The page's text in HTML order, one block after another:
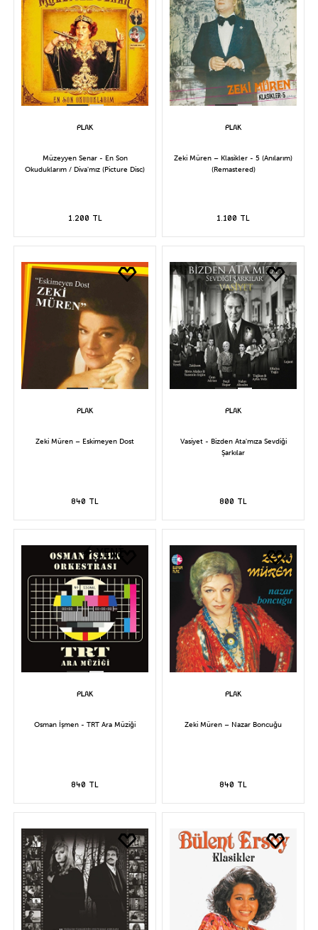
Müzeyyen Senar - En Son
Okuduklarım / Diva'mız (Picture Disc)
1.200 TL
Zeki Müren – Klasikler - 5 (Anılarım)
(Remastered)
1.100 TL
Zeki Müren – Eskimeyen Dost
840 TL
Vasiyet - Bizden Ata'mıza Sevdiği
Şarkılar
800 TL
YENİ
Osman İşmen - TRT Ara Müziği
840 TL
Zeki Müren – Nazar Boncuğu
840 TL